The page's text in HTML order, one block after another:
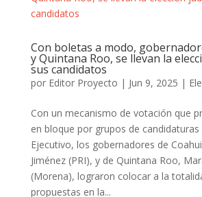
Con boletas a modo,
y Quintana Roo, se llevan la
sus candidatos
por Editor Proyecto | Jun 9, 2025 |
Con un mecanismo de votación que
en bloque por grupos de
Ejecutivo, los gobernadores de
Jiménez (PRI), y de Quintana Roo,
(Morena), lograron colocar a la
propuestas en la...